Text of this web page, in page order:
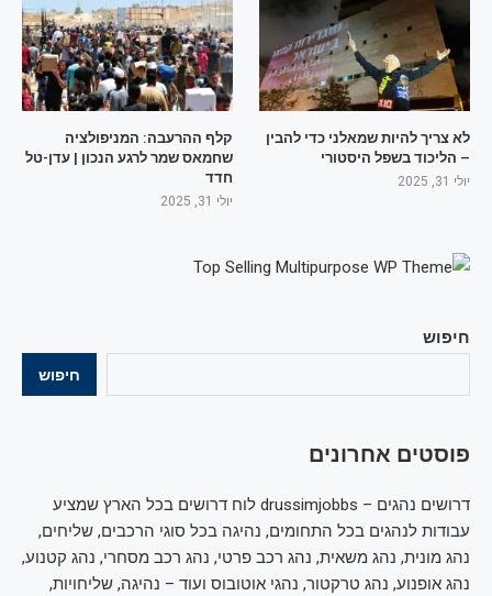
חיפוש
חיפוש
פוסטים אחרונים
דרושים נהגים – drussimjobbs לוח דרושים בכל הארץ שמציע
עבודות לנהגים בכל התחומים, נהיגה בכל סוגי הרכבים, שליחים,
נהג מונית, נהג משאית, נהג רכב פרטי, נהג רכב מסחרי, נהג קטנוע,
נהג אופנוע, נהג טרקטור, נהגי אוטובוס ועוד – נהיגה, שליחויות,
לא צריך להיות שמאלני כדי להבין
– הליכוד בשפל היסטורי
יולי 31, 2025
קלף ההרעבה: המניפולציה
שחמאס שמר לרגע הנכון | עדן-טל
חדד
יולי 31, 2025